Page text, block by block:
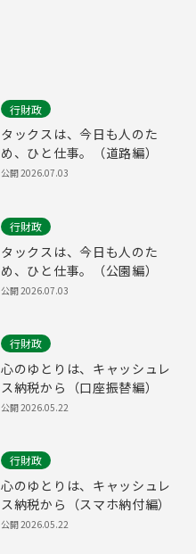
行財政
タックスは、今日も人のた
め、ひと仕事。（道路編）
公開2026.07.03
行財政
タックスは、今日も人のた
め、ひと仕事。（公園編）
公開2026.07.03
行財政
心のゆとりは、キャッシュレ
ス納税から（口座振替編）
公開2026.05.22
行財政
心のゆとりは、キャッシュレ
ス納税から（スマホ納付編）
公開2026.05.22